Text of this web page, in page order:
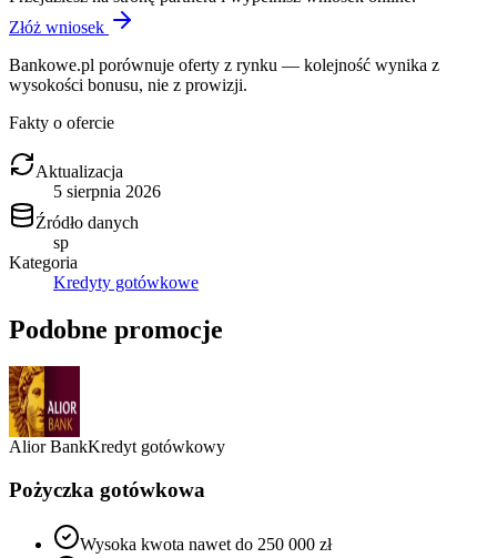
Złóż wniosek
Bankowe.pl porównuje oferty z rynku — kolejność wynika z
wysokości bonusu, nie z prowizji.
Fakty o ofercie
Aktualizacja
5 sierpnia 2026
Źródło danych
sp
Kategoria
Kredyty gotówkowe
Podobne promocje
Alior BankKredyt gotówkowy
Pożyczka gotówkowa
Wysoka kwota nawet do 250 000 zł